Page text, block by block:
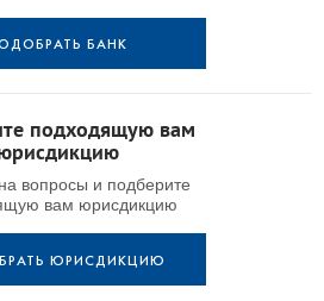
БАНК
подходящую вам
вопросы и подберите
вам юрисдикцию
ЮРИСДИКЦИЮ